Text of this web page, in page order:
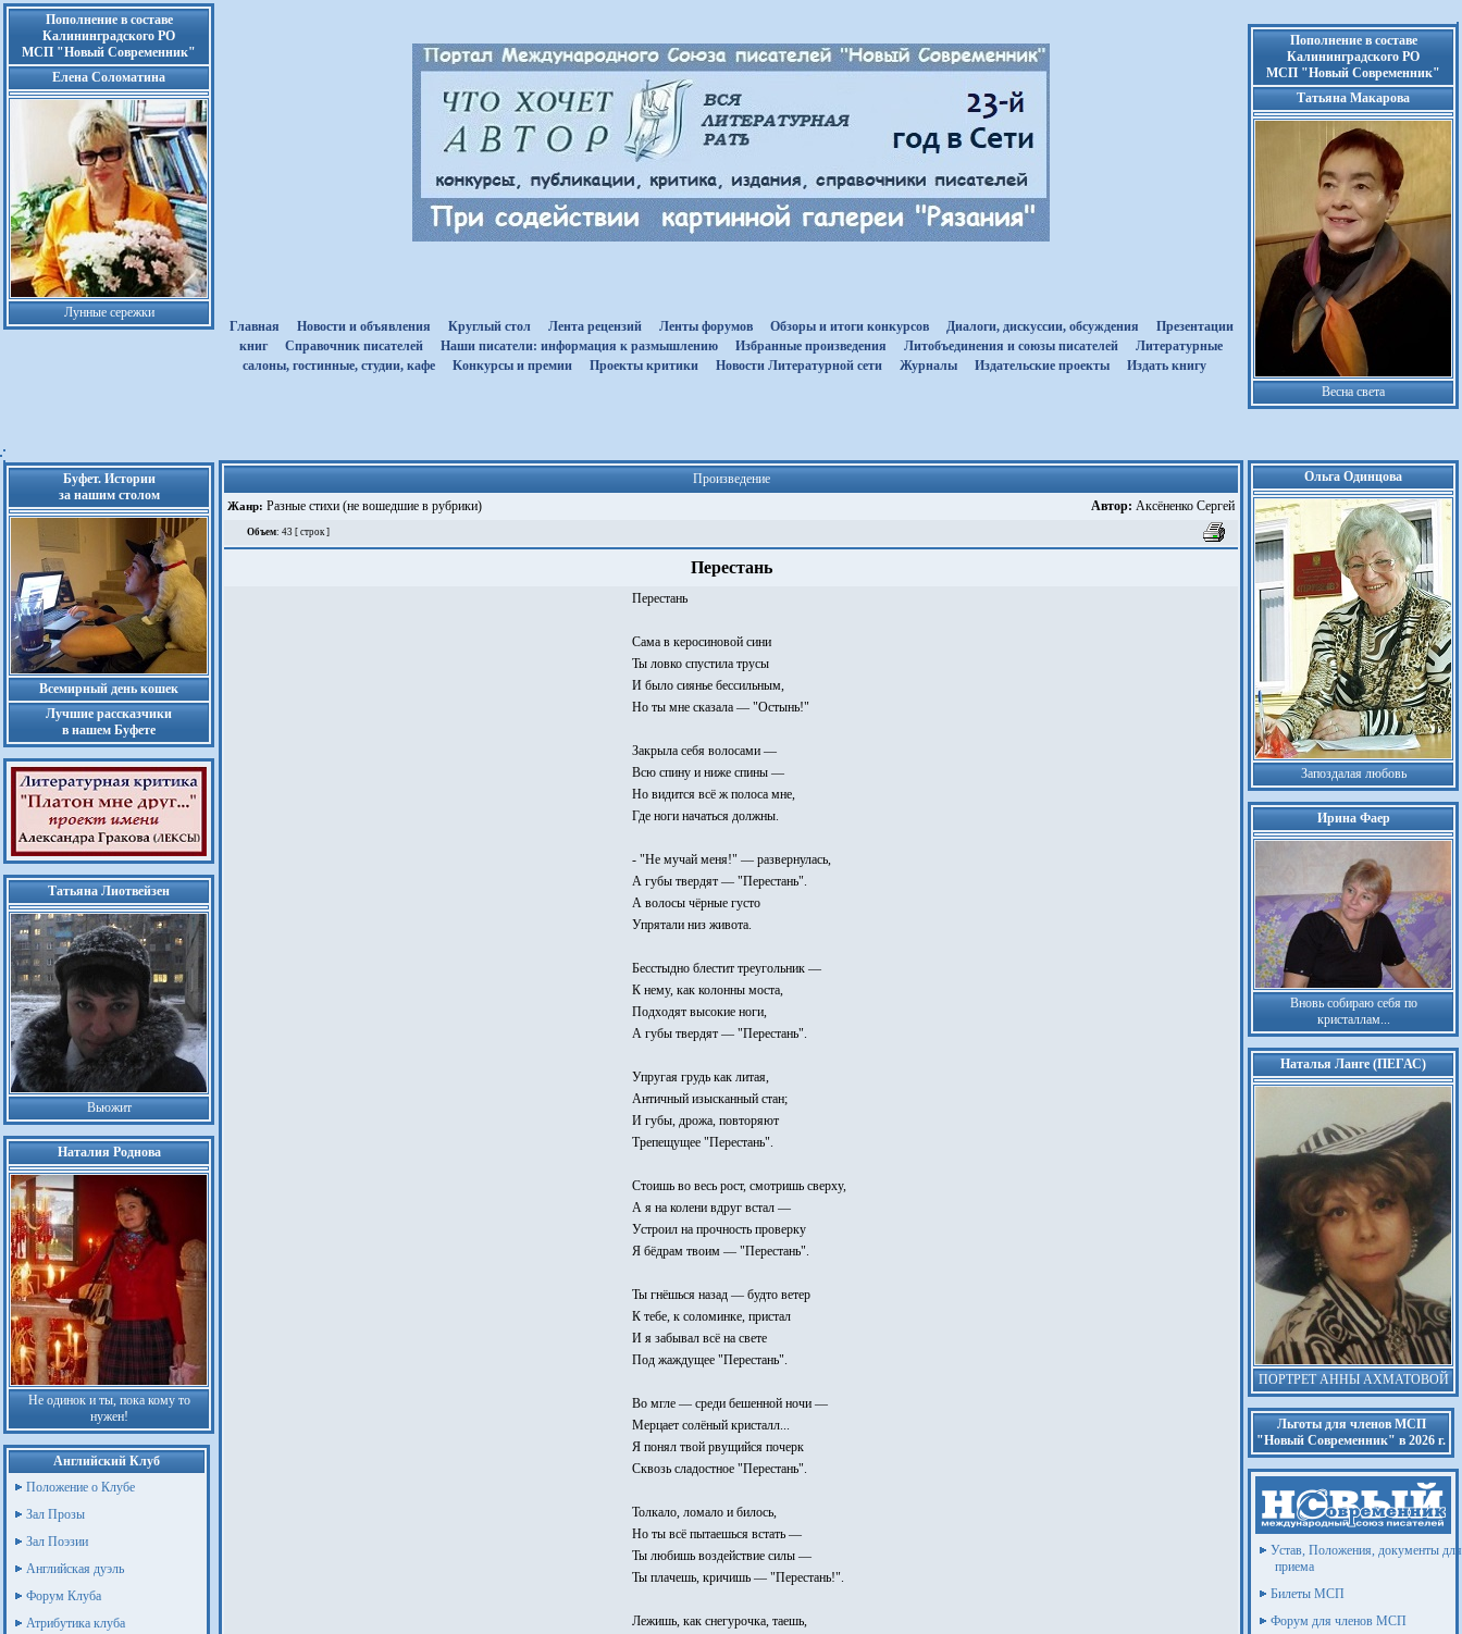
Пополнение в составе
Калининградского РО
МСП "Новый Современник"
Елена Соломатина
Лунные сережки
Главная
Новости и объявления Круглый стол Лента рецензий Ленты форумов Обзоры и итоги конкурсов Диалоги, дискуссии, обсуждения
Презентации
книг
Cправочник писателей Наши писатели: информация к размышлению Избранные произведения Литобъединения и союзы писателей
Литературные
салоны, гостинные, студии, кафе
Kонкурсы и премии Проекты критики Новости Литературной сети Журналы Издательские проекты Издать книгу
Пополнение в составе
Калининградского РО
МСП "Новый Современник"
Татьяна Макарова
Весна света
Буфет. Истории
за нашим столом
Всемирный день кошек
Лучшие рассказчики
в нашем Буфете
Татьяна Лиотвейзен
Вьюжит
Наталия Роднова
Не одинок и ты, пока кому то
нужен!
Английский Клуб
Положение о Клубе
Зал Прозы
Зал Поэзии
Английская дуэль
Форум Клуба
Атрибутика клуба
Произведение
Жанр: Разные стихи (не вошедшие в рубрики) Автор: Аксёненко Сергей
Объем: 43 [ строк ]
Перестань
Перестань
Сама в керосиновой сини
Ты ловко спустила трусы
И было сиянье бессильным,
Но ты мне сказала — "Остынь!"
Закрыла себя волосами —
Всю спину и ниже спины —
Но видится всё ж полоса мне,
Где ноги начаться должны.
- "Не мучай меня!" — развернулась,
А губы твердят — "Перестань".
А волосы чёрные густо
Упрятали низ живота.
Бесстыдно блестит треугольник —
К нему, как колонны моста,
Подходят высокие ноги,
А губы твердят — "Перестань".
Упругая грудь как литая,
Античный изысканный стан;
И губы, дрожа, повторяют
Трепещущее "Перестань".
Стоишь во весь рост, смотришь сверху,
А я на колени вдруг встал —
Устроил на прочность проверку
Я бёдрам твоим — "Перестань".
Ты гнёшься назад — будто ветер
К тебе, к соломинке, пристал
И я забывал всё на свете
Под жаждущее "Перестань".
Во мгле — среди бешенной ночи —
Мерцает солёный кристалл...
Я понял твой рвущийся почерк
Сквозь сладостное "Перестань".
Толкало, ломало и билось,
Но ты всё пытаешься встать —
Ты любишь воздействие силы —
Ты плачешь, кричишь — "Перестань!".
Лежишь, как снегурочка, таешь,
Ольга Одинцова
Запоздалая любовь
Ирина Фаер
Вновь собираю себя по
кристаллам...
Наталья Ланге (ПЕГАС)
ПОРТРЕТ АННЫ АХМАТОВОЙ
Льготы для членов МСП
"Новый Современник" в 2026 г.
Устав, Положения, документы для
приема
Билеты МСП
Форум для членов МСП